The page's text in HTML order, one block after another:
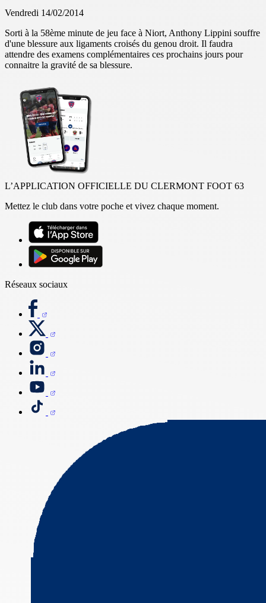
Vendredi 14/02/2014
Sorti à la 58ème minute de jeu face à Niort, Anthony Lippini souffre
d'une blessure aux ligaments croisés du genou droit. Il faudra
attendre des examens complémentaires ces prochains jours pour
connaitre la gravité de sa blessure.
L’APPLICATION OFFICIELLE DU CLERMONT FOOT 63
Mettez le club dans votre poche et vivez chaque moment.
Réseaux sociaux